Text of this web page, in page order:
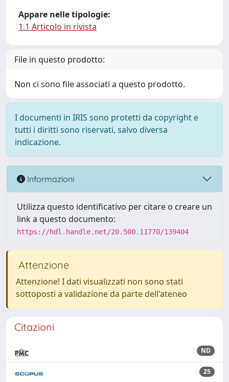
Appare nelle tipologie:
1.1 Articolo in rivista
File in questo prodotto:
Non ci sono file associati a questo prodotto.
I documenti in IRIS sono protetti da copyright e
tutti i diritti sono riservati, salvo diversa
indicazione.
Informazioni
Utilizza questo identificativo per citare o creare un
link a questo documento:
https://hdl.handle.net/20.500.11770/139404
Attenzione
Attenzione! I dati visualizzati non sono stati
sottoposti a validazione da parte dell'ateneo
Citazioni
ND
25